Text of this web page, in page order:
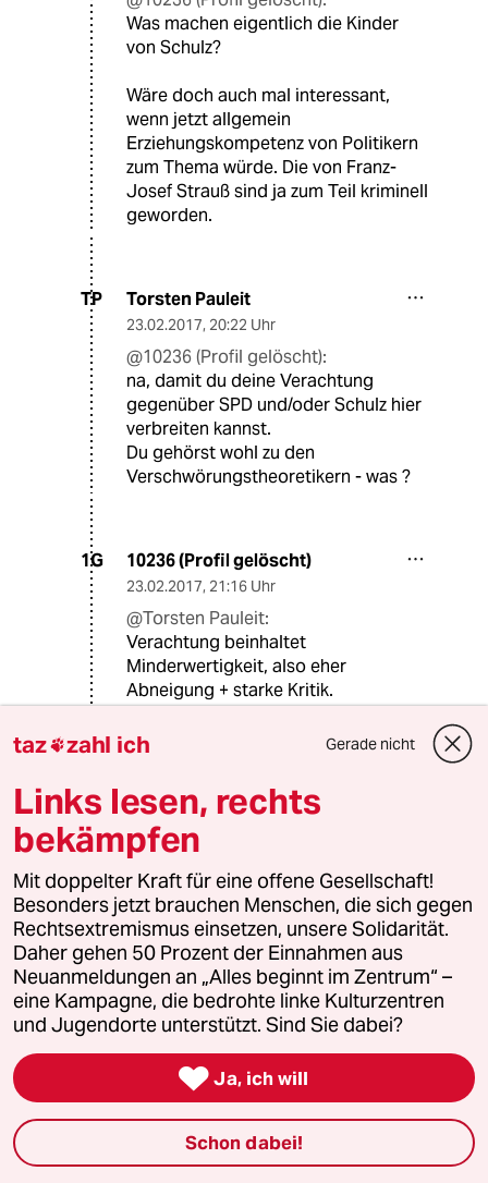
Was machen eigentlich die Kinder
von Schulz?
Wäre doch auch mal interessant,
wenn jetzt allgemein
Erziehungskompetenz von Politikern
zum Thema würde. Die von Franz-
Josef Strauß sind ja zum Teil kriminell
geworden.
TP Torsten Pauleit
23.02.2017, 20:22 Uhr
@10236 (Profil gelöscht):
na, damit du deine Verachtung
gegenüber SPD und/oder Schulz hier
verbreiten kannst.
Du gehörst wohl zu den
Verschwörungstheoretikern - was ?
1G 10236 (Profil gelöscht)
23.02.2017, 21:16 Uhr
@Torsten Pauleit:
Verachtung beinhaltet
Minderwertigkeit, also eher
Abneigung + starke Kritik.
Verschwörungstheorien? Eher
Gedanken über Timing der medialen
Berichterstattung.
Magst wohl nicht, wenn jemand deine
politischen Helden kritisiert, was?
G Grisch
24.02.2017 , 10:07 Uhr
@10236 (Profil gelöscht):
welches Timing? wurde die
10236 (Profil gelöscht)
24.02.2017, 11:50 Uhr
taz zahl ich Gerade nicht
Links lesen, rechts
bekämpfen
Mit doppelter Kraft für eine offene Gesellschaft!
Besonders jetzt brauchen Menschen, die sich gegen
Rechtsextremismus einsetzen, unsere Solidarität.
Daher gehen 50 Prozent der Einnahmen aus
Neuanmeldungen an „Alles beginnt im Zentrum“ –
eine Kampagne, die bedrohte linke Kulturzentren
und Jugendorte unterstützt. Sind Sie dabei?
 Ja, ich will
Schon dabei!